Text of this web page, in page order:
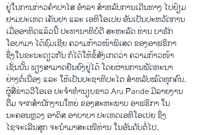
ພາສາຕ່າງໆ
ຢູ່​ໃນ​ການ​ກ່າວ​ຄຳ​ປາ​ໄສ ອຳ​ລາ ສຳ​ຫລັບ​ການ​ເດີນທາງ ​ໄປຢ້ຽມ
ຢາມ​ປະ​ເທດ ​ເຄັນ​ຢາ ​ແລະ ​ເອ​ທິ​ໂອ​ເປຍ ອັນ​ເປັນ​ປະຫວັດ​ການ
ເມື່ອອາທິດແລ້ວນີ້ ປະທານາທິບໍດີ ສະຫະລັດ ທ່ານ ບາຣັກ ​
ໂອ​ບາ​ມາ ​ໄດ້​ຊົມ​ເຊີຍ ຄວາມ​ກ້າວ​ໜ້າພິ​ເສດ ຂອງອາ​ຟຣິກາ ​
ຊຶ່ງໃນຂະນະດຽວກັນ ກໍ​ໄດ້​ໃຫ້​ຂໍ້​ສັງ​ເກດ​ວ່າ ຄວາມ​ກ້າວໜ້າ​
ເຊັ່ນນັ້ນ ພຽງສາມາດ​ຍືນ​ຍົງ​ຢູ່ໄດ້​ ​ໂດຍ​ຜ່ານ​ການພັດທະນາ
ຢ່າງ​ຕໍ່​ເນື່ອງ ​ແລະ ​ໃຫ້ເປັນ​ປະຊາ​ທິປະ​ໄຕ ​ສຳ​ຫລັບ​ໝົດ​ທຸກ​ຄົນ.
ຜູ້​ສື່​ຂ່າວວີ​ໂອ​ເອ ປະຈຳ​ທຳນຽບຂາວ Aru Pande ມີ​ລາຍ​ງານ
​ຕື່ມ​ ຈາກ​ສຳນັກງານ​ໃຫຍ່ ຂອງ​ສະຫະພາບ ອາ​ຟຣິກາ ​ໃນ
ນະຄອນຫຼວງ ອາ​ດິສ ອາ​ບາ​ບາ ປະ​ເທດ​ເອ​ທິ​ໂອ​ເປຍ ຊຶ່ງ​
ໄ​ຊຈະ​ເລີ​ນສຸກ ຈະ​ນຳ​ມາສະ​ເໜີ​ທ່ານ ​ໃນ​ອັນ​ດັບ​ຕໍ່​ໄປ.